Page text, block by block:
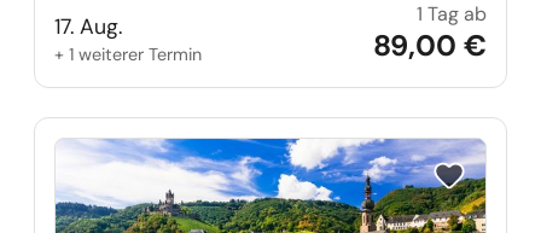
17. Aug.
+ 1 weiterer Termin
1 Tag ab
89,00 €
Reise auf